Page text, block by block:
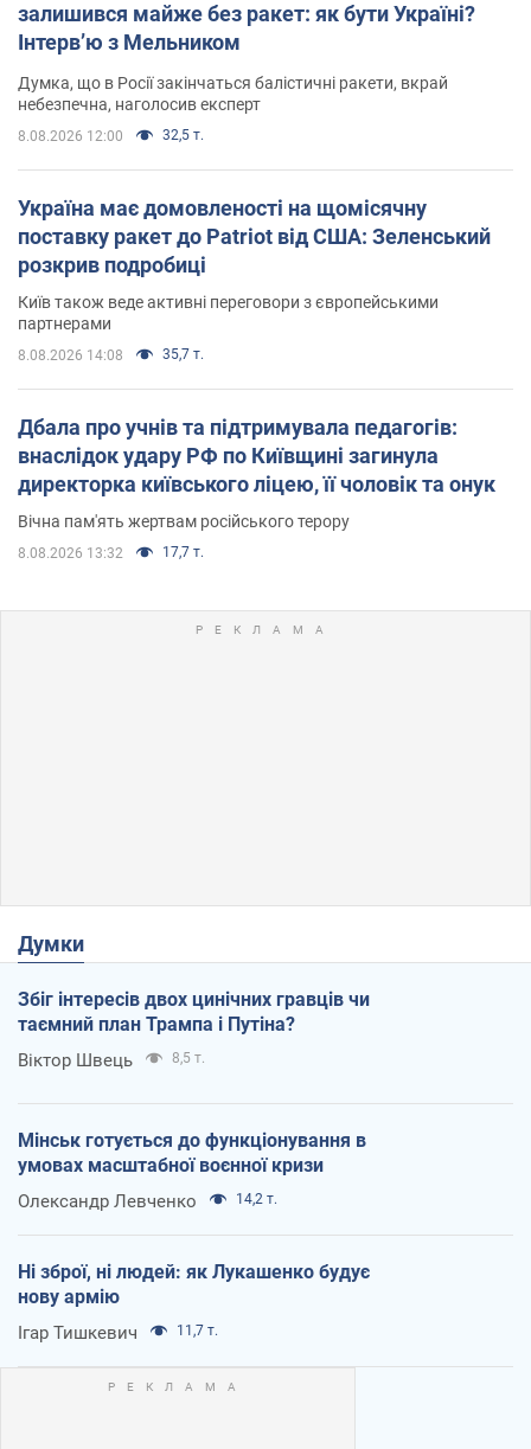
залишився майже без ракет: як бути Україні?
Інтерв’ю з Мельником
Думка, що в Росії закінчаться балістичні ракети, вкрай
небезпечна, наголосив експерт
8.08.2026 12:00 32,5 т.
Україна має домовленості на щомісячну
поставку ракет до Patriot від США: Зеленський
розкрив подробиці
Київ також веде активні переговори з європейськими
партнерами
8.08.2026 14:08 35,7 т.
Дбала про учнів та підтримувала педагогів:
внаслідок удару РФ по Київщині загинула
директорка київського ліцею, її чоловік та онук
Вічна пам'ять жертвам російського терору
8.08.2026 13:32 17,7 т.
Думки
Збіг інтересів двох цинічних гравців чи
таємний план Трампа і Путіна?
Віктор Швець 8,5 т.
Мінськ готується до функціонування в
умовах масштабної воєнної кризи
Олександр Левченко 14,2 т.
Ні зброї, ні людей: як Лукашенко будує
нову армію
Ігар Тишкевич 11,7 т.